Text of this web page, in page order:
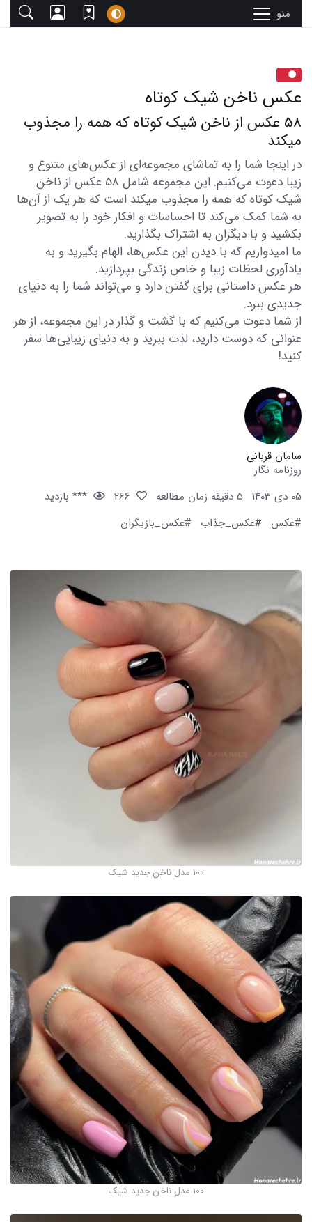
منو
عکس ناخن شیک کوتاه
58 عکس از ناخن شیک کوتاه که همه را مجذوب
میکند
در اینجا شما را به تماشای مجموعه‌ای از عکس‌های متنوع و
زیبا دعوت می‌کنیم. این مجموعه شامل 58 عکس از ناخن
شیک کوتاه که همه را مجذوب میکند است که هر یک از آن‌ها
به شما کمک می‌کند تا احساسات و افکار خود را به تصویر
بکشید و با دیگران به اشتراک بگذارید.
ما امیدواریم که با دیدن این عکس‌ها، الهام بگیرید و به
یادآوری لحظات زیبا و خاص زندگی بپردازید.
هر عکس داستانی برای گفتن دارد و می‌تواند شما را به دنیای
جدیدی ببرد.
از شما دعوت می‌کنیم که با گشت و گذار در این مجموعه، از هر
عنوانی که دوست دارید، لذت ببرید و به دنیای زیبایی‌ها سفر
کنید!
سامان قربانی
روزنامه نگار
05 دی 1403
5 دقیقه زمان مطالعه
*** بازدید
#عکس
#عکس_جذاب #عکس_بازیگران
100 مدل ناخن جدید شیک
100 مدل ناخن جدید شیک